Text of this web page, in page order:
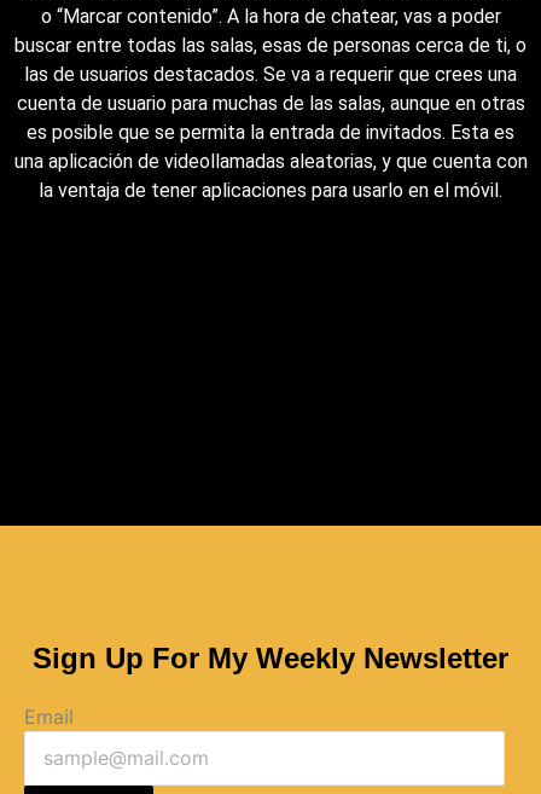
o “Marcar contenido”. A la hora de chatear, vas a poder
buscar entre todas las salas, esas de personas cerca de ti, o
las de usuarios destacados. Se va a requerir que crees una
cuenta de usuario para muchas de las salas, aunque en otras
es posible que se permita la entrada de invitados. Esta es
una aplicación de videollamadas aleatorias, y que cuenta con
la ventaja de tener aplicaciones para usarlo en el móvil.
Sign Up For My Weekly Newsletter
Email